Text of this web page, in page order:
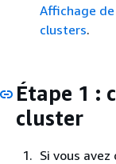
Affichage
clusters.
Étape 1 :
cluster
Si vous